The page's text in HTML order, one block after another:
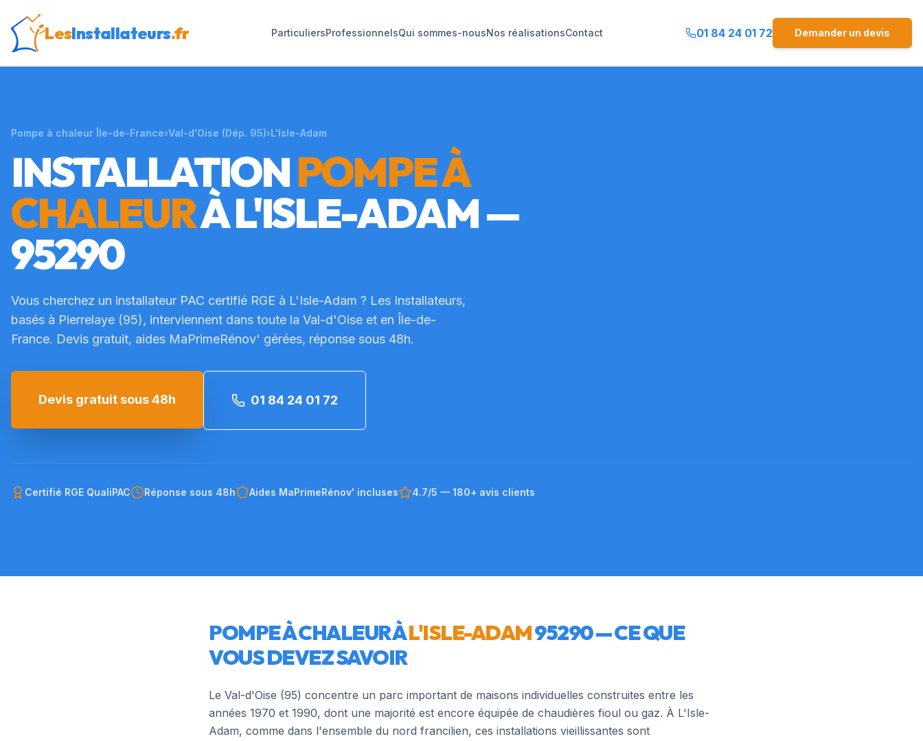
LesInstallateurs.fr ParticuliersProfessionnelsQui sommes-nousNos réalisationsContact 01 84 24 01 72 Demander un devis
Pompe à chaleur Île-de-France›Val-d'Oise (Dép. 95)›L'Isle-Adam
INSTALLATIONPOMPE À
CHALEURÀL'ISLE-ADAM—
95290
Vous cherchez un installateur PAC certifié RGE à L'Isle-Adam ? Les Installateurs,
basés à Pierrelaye (95), interviennent dans toute la Val-d'Oise et en Île-de-
France. Devis gratuit, aides MaPrimeRénov' gérées, réponse sous 48h.
Devis gratuit sous 48h 01 84 24 01 72
Certifié RGE QualiPAC Réponse sous 48h Aides MaPrimeRénov' incluses 4.7/5 — 180+ avis clients
POMPE À CHALEUR ÀL'ISLE-ADAM95290— CE QUE
VOUS DEVEZ SAVOIR
Le Val-d'Oise (95) concentre un parc important de maisons individuelles construites entre les
années 1970 et 1990, dont une majorité est encore équipée de chaudières fioul ou gaz. À L'Isle-
Adam, comme dans l'ensemble du nord francilien, ces installations vieillissantes sont